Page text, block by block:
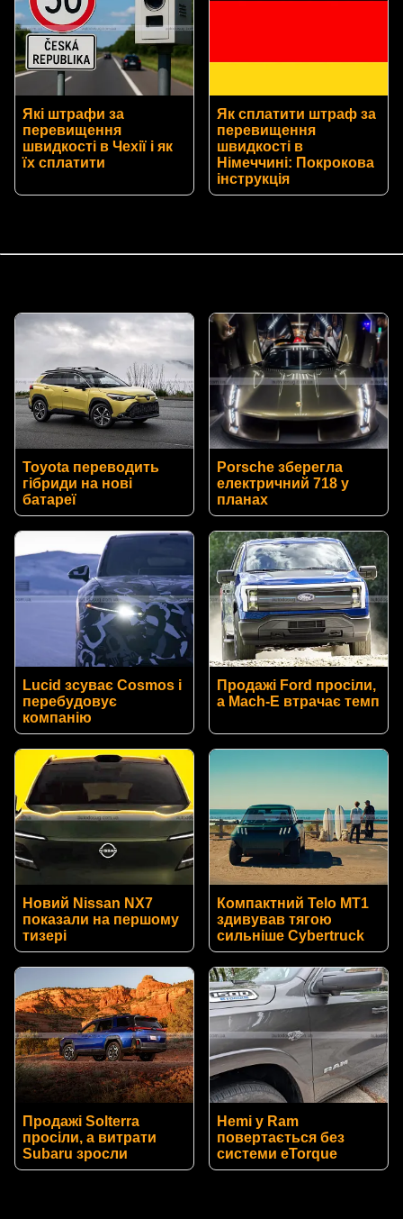
Які штрафи за
перевищення
швидкості в Чехії і як
їх сплатити
Як сплатити штраф за
перевищення
швидкості в
Німеччині: Покрокова
інструкція
Toyota переводить
гібриди на нові
батареї
Porsche зберегла
електричний 718 у
планах
Lucid зсуває Cosmos і
перебудовує
компанію
Продажі Ford просіли,
а Mach-E втрачає темп
Новий Nissan NX7
показали на першому
тизері
Компактний Telo MT1
здивував тягою
сильніше Cybertruck
Продажі Solterra
просіли, а витрати
Subaru зросли
Hemi у Ram
повертається без
системи eTorque